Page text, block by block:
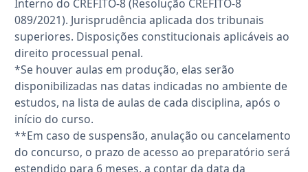
Interno do CREFITO-8 (Resolução CREFITO-8
089/2021). Jurisprudência aplicada dos tribunais
superiores. Disposições constitucionais aplicáveis ao
direito processual penal.
*Se houver aulas em produção, elas serão
disponibilizadas nas datas indicadas no ambiente de
estudos, na lista de aulas de cada disciplina, após o
início do curso.
**Em caso de suspensão, anulação ou cancelamento
do concurso, o prazo de acesso ao preparatório será
estendido para 6 meses, a contar da data da